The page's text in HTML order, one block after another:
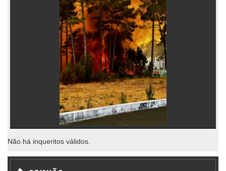
Não há inqueritos válidos.